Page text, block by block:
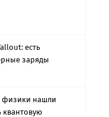
есть
заряды
физики нашли
квантовую